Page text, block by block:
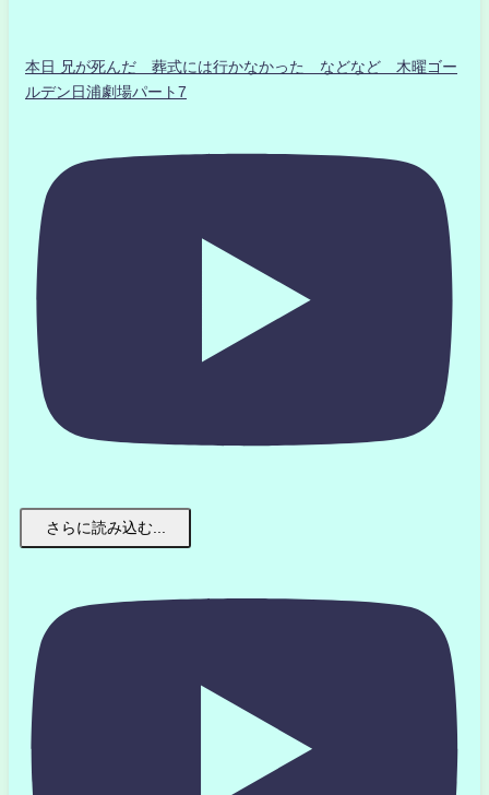
本日 兄が死んだ 葬式には行かなかった などなど 木曜ゴー
ルデン日浦劇場パート7
さらに読み込む...